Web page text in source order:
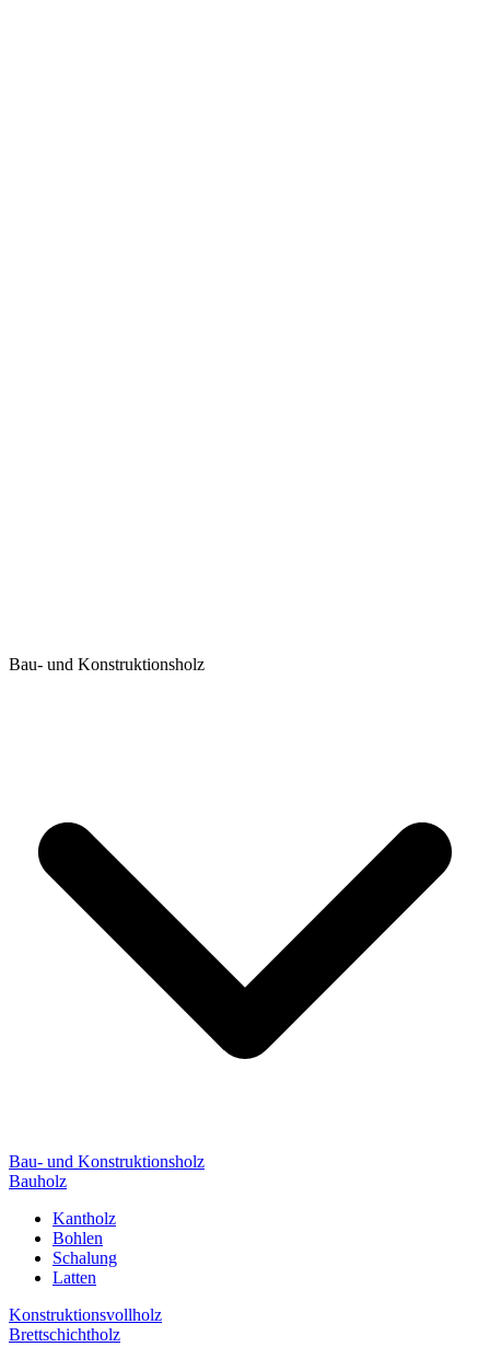
Bau- und Konstruktionsholz
Bau- und Konstruktionsholz
Bauholz
Kantholz
Bohlen
Schalung
Latten
Konstruktionsvollholz
Brettschichtholz